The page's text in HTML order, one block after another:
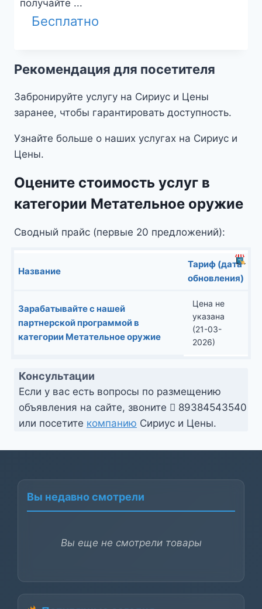
получайте ...
Бесплатно
Рекомендация для посетителя
Забронируйте услугу на Сириус и Цены
заранее, чтобы гарантировать доступность.
Узнайте больше о наших услугах на Сириус и
Цены.
Оцените стоимость услуг в
категории Метательное оружие
Сводный прайс (первые 20 предложений):
Название
Тариф (дата
обновления)
Зарабатывайте с нашей
партнерской программой в
категории Метательное оружие
Цена не
указана
(21-03-
2026)
Консультации
Если у вас есть вопросы по размещению
объявления на сайте, звоните
89384543540
или посетите компанию Сириус и Цены.
Вы недавно смотрели
Вы еще не смотрели товары